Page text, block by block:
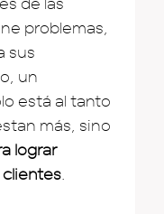
de las
problemas,
sus
un
está al tanto
más, sino
lograr
clientes